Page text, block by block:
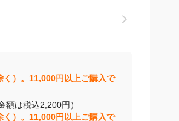
）。11,000円以上ご購入で
額は税込2,200円）